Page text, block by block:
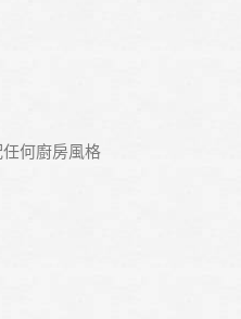
何廚房風格
38,900